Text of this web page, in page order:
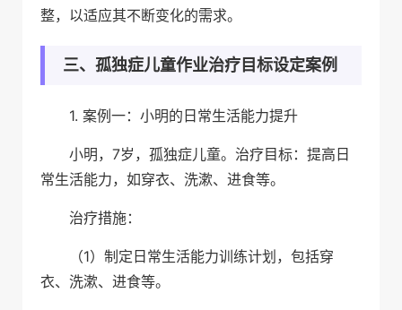
整，以适应其不断变化的需求。
三、孤独症儿童作业治疗目标设定案例
1. 案例一：小明的日常生活能力提升
小明，7岁，孤独症儿童。治疗目标：提高日
常生活能力，如穿衣、洗漱、进食等。
治疗措施：
（1）制定日常生活能力训练计划，包括穿
衣、洗漱、进食等。